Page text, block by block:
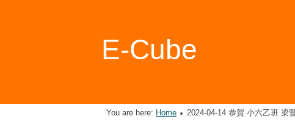
E-Cube
You are here: Home 2024-04-14 恭賀 小六乙班 梁